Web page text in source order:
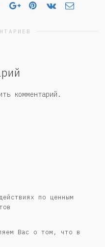
комментарий.
по ценным
Вас о том, что в